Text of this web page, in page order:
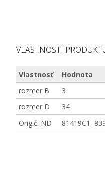
VLASTNOSTI
Vlastnosť
Hodnota
rozmer B
3
rozmer D
34
Orig.č. ND
81419C1,